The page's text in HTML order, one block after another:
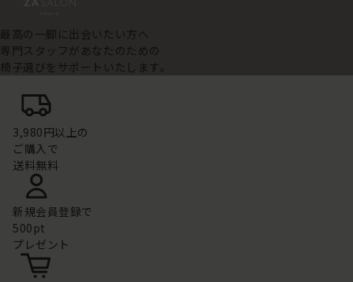
最高の一脚に出会いたい方へ
専門スタッフがあなたのための
椅子選びをサポートいたします。
3,980円以上の
ご購入で
送料無料
新規会員登録で
500pt
プレゼント